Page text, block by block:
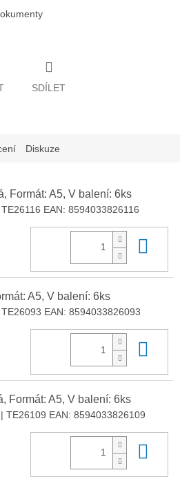
SDÍLET
Diskuze
Formát: A5, V balení: 6ks
EAN: 8594033826116
A5, V balení: 6ks
TE26093 EAN: 8594033826093
Formát: A5, V balení: 6ks
| TE26109 EAN: 8594033826109